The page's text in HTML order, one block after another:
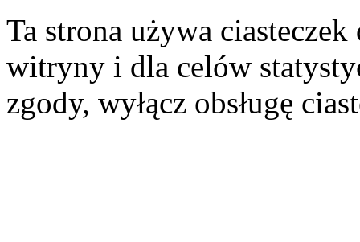
Ta strona używa
witryny i dla celów
zgody, wyłącz obsługę